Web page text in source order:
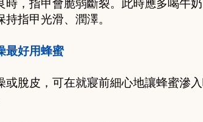
時，指甲會脆弱斷裂。此時應多喝牛
持指甲光滑、潤澤。
最好用蜂蜜
或脫皮，可在就寢前細心地讓蜂蜜滲